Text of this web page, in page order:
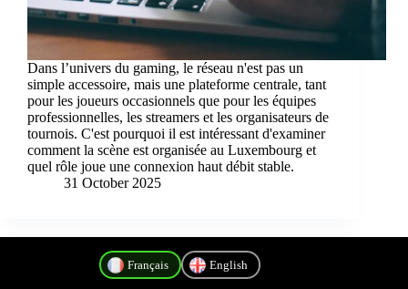
Dans l’univers du gaming, le réseau n'est pas un
simple accessoire, mais une plateforme centrale, tant
pour les joueurs occasionnels que pour les équipes
professionnelles, les streamers et les organisateurs de
tournois. C'est pourquoi il est intéressant d'examiner
comment la scène est organisée au Luxembourg et
quel rôle joue une connexion haut débit stable.
31 October 2025
Français English